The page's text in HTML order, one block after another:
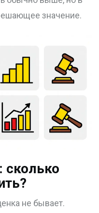
значение.
сколько
не бывает.